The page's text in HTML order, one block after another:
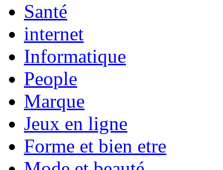
Santé
internet
Informatique
People
Marque
Jeux en ligne
Forme et bien etre